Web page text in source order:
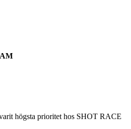
högsta prioritet hos SHOT RACE